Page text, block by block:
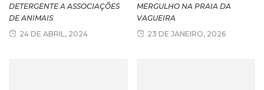
DETERGENTE A ASSOCIAÇÕES
DE ANIMAIS
24 DE ABRIL, 2024
MERGULHO NA PRAIA DA
VAGUEIRA
23 DE JANEIRO, 2026